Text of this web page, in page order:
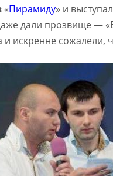
«Пирамиду» и
дали прозвище —
и искренне сожалели,